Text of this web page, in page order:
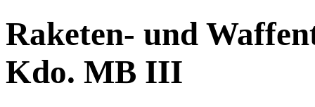
Raketen- und
Kdo. MB III